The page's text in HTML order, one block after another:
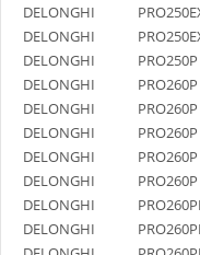
DELONGHI
DELONGHI
DELONGHI
PRO250P
DELONGHI
PRO260P
DELONGHI
PRO260P
DELONGHI
PRO260P
DELONGHI
PRO260P
DELONGHI
DELONGHI
DELONGHI